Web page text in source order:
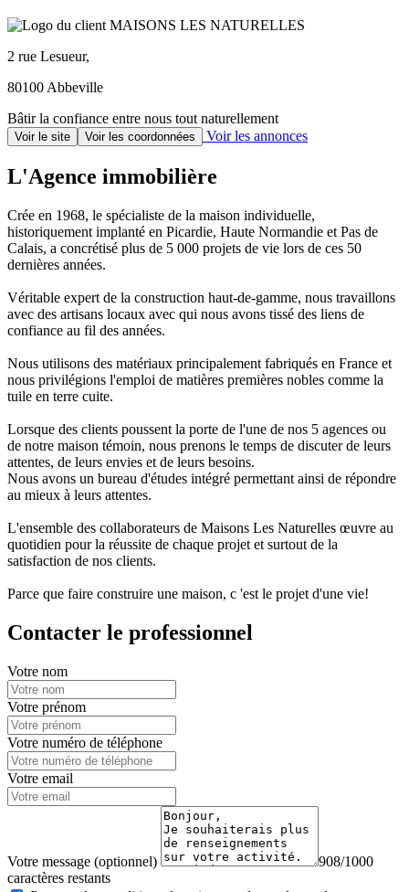
2 rue Lesueur,
80100 Abbeville
Bâtir la confiance entre nous tout naturellement
Voir le site Voir les coordonnées Voir les annonces
L'Agence immobilière
Crée en 1968, le spécialiste de la maison individuelle,
historiquement implanté en Picardie, Haute Normandie et Pas de
Calais, a concrétisé plus de 5 000 projets de vie lors de ces 50
dernières années.
Véritable expert de la construction haut-de-gamme, nous travaillons
avec des artisans locaux avec qui nous avons tissé des liens de
confiance au fil des années.
Nous utilisons des matériaux principalement fabriqués en France et
nous privilégions l'emploi de matières premières nobles comme la
tuile en terre cuite.
Lorsque des clients poussent la porte de l'une de nos 5 agences ou
de notre maison témoin, nous prenons le temps de discuter de leurs
attentes, de leurs envies et de leurs besoins.
Nous avons un bureau d'études intégré permettant ainsi de répondre
au mieux à leurs attentes.
L'ensemble des collaborateurs de Maisons Les Naturelles œuvre au
quotidien pour la réussite de chaque projet et surtout de la
satisfaction de nos clients.
Parce que faire construire une maison, c 'est le projet d'une vie!
Contacter le professionnel
Votre nom
Votre prénom
Votre numéro de téléphone
Votre email
Votre message (optionnel)
908/1000
caractères restants